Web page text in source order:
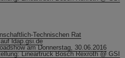
Technischen Rat
ldap.gsi.de
am Donnerstag, 30.06.2016
Lineartruck Bosch Rexroth @ GSI